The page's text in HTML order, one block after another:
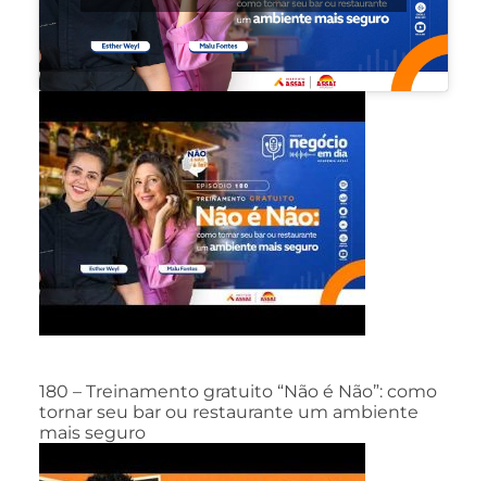
180 – Treinamento gratuito “Não é Não”: como
tornar seu bar ou restaurante um ambiente
mais seguro